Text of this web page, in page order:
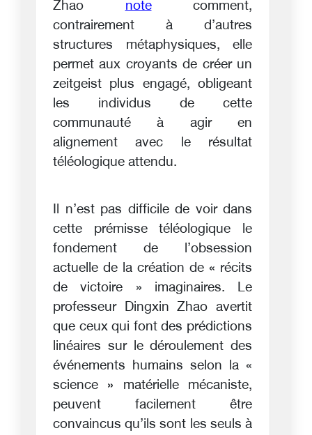
Zhaonotecomment,
contrairement à d’autres
structures métaphysiques, elle
permet aux croyants de créer un
zeitgeist plus engagé, obligeant
les individus de cette
communauté à agir en
alignement avec le résultat
téléologique attendu.
Il n’est pas difficile de voir dans
cette prémisse téléologique le
fondement de l’obsession
actuelle de la création de « récits
de victoire » imaginaires. Le
professeur Dingxin Zhao avertit
que ceux qui font des prédictions
linéaires sur le déroulement des
événements humains selon la «
science » matérielle mécaniste,
peuvent facilement être
convaincus qu’ils sont les seuls à